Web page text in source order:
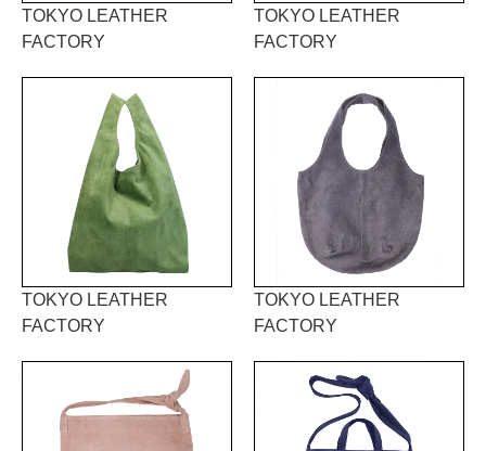
TOKYO LEATHER
FACTORY
TOKYO LEATHER
FACTORY
TOKYO LEATHER
FACTORY
TOKYO LEATHER
FACTORY